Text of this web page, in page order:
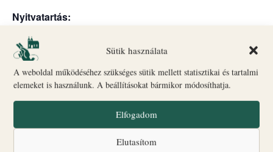
Sütik használata
A weboldal működéséhez szükséges sütik mellett statisztikai és tartalmi
elemeket is használunk. A beállításokat bármikor módosíthatja.
Elfogadom
Elutasítom
Nyitvatartás:
Kiállítások: kedd–péntek 17:00–19:00, szombat–
vasárnap 10:00–18:00
Ajándékbolt: szombat–vasárnap 10:00–18:00
Kiállítások: